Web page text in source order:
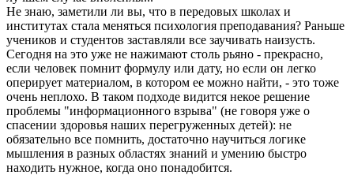
Не знаю, заметили ли вы, что в передовых школах и
институтах стала меняться психология преподавания? Раньше
учеников и студентов заставляли все заучивать наизусть.
Сегодня на это уже не нажимают столь рьяно - прекрасно,
если человек помнит формулу или дату, но если он легко
оперирует материалом, в котором ее можно найти, - это тоже
очень неплохо. В таком подходе видится некое решение
проблемы "информационного взрыва" (не говоря уже о
спасении здоровья наших перегруженных детей): не
обязательно все помнить, достаточно научиться логике
мышления в разных областях знаний и умению быстро
находить нужное, когда оно понадобится.